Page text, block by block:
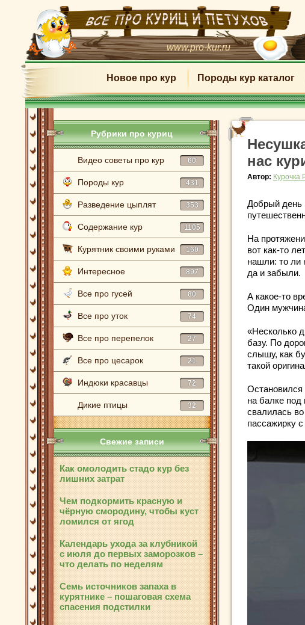
www.pro-kur.ru
Новое про кур Породы кур каталог
Рубрики про куриц
Видео советы про кур 60
Породы кур 431
Разведение цыплят 353
Содержание кур 1105
Курятник своими руками 160
Интересное 897
Все про гусей 80
Все про уток 74
Все про перепелок 27
Все про цесарок 21
Индюки красавцы 72
Дикие птицы 32
Свежие записи
Как омолодить стадо кур без
лишних затрат
Чем подкормить красную и
чёрную смородину, чтобы куст
ломился от ягод
Календарь ухода за клубникой
с июля до первых заморозков –
что делать по неделям
Семь источников запаха в
курятнике – пошаговая схема
спасения подстилки
нас
Автор: Курочка
Добрый день
На
вот как-то
нашли: то ли
да и забыли.
А какое-то
Один
«Несколько
базу. По
слышу, как
такой
Остановился
на балке
свалилась
пассажирку